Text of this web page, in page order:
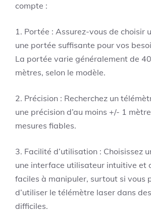
compte :
1. Portée : Assurez-vous de choisir
une portée suffisante pour vos
La portée varie généralement de
mètres, selon le modèle.
2. Précision : Recherchez un
une précision d’au moins +/- 1
mesures fiables.
3. Facilité d’utilisation : Choisissez
une interface utilisateur intuitive et
faciles à manipuler, surtout si vous
d’utiliser le télémètre laser dans
difficiles.